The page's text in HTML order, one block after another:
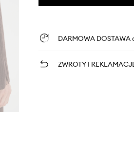
DARMOWA DOSTAWA
ZWROTY I